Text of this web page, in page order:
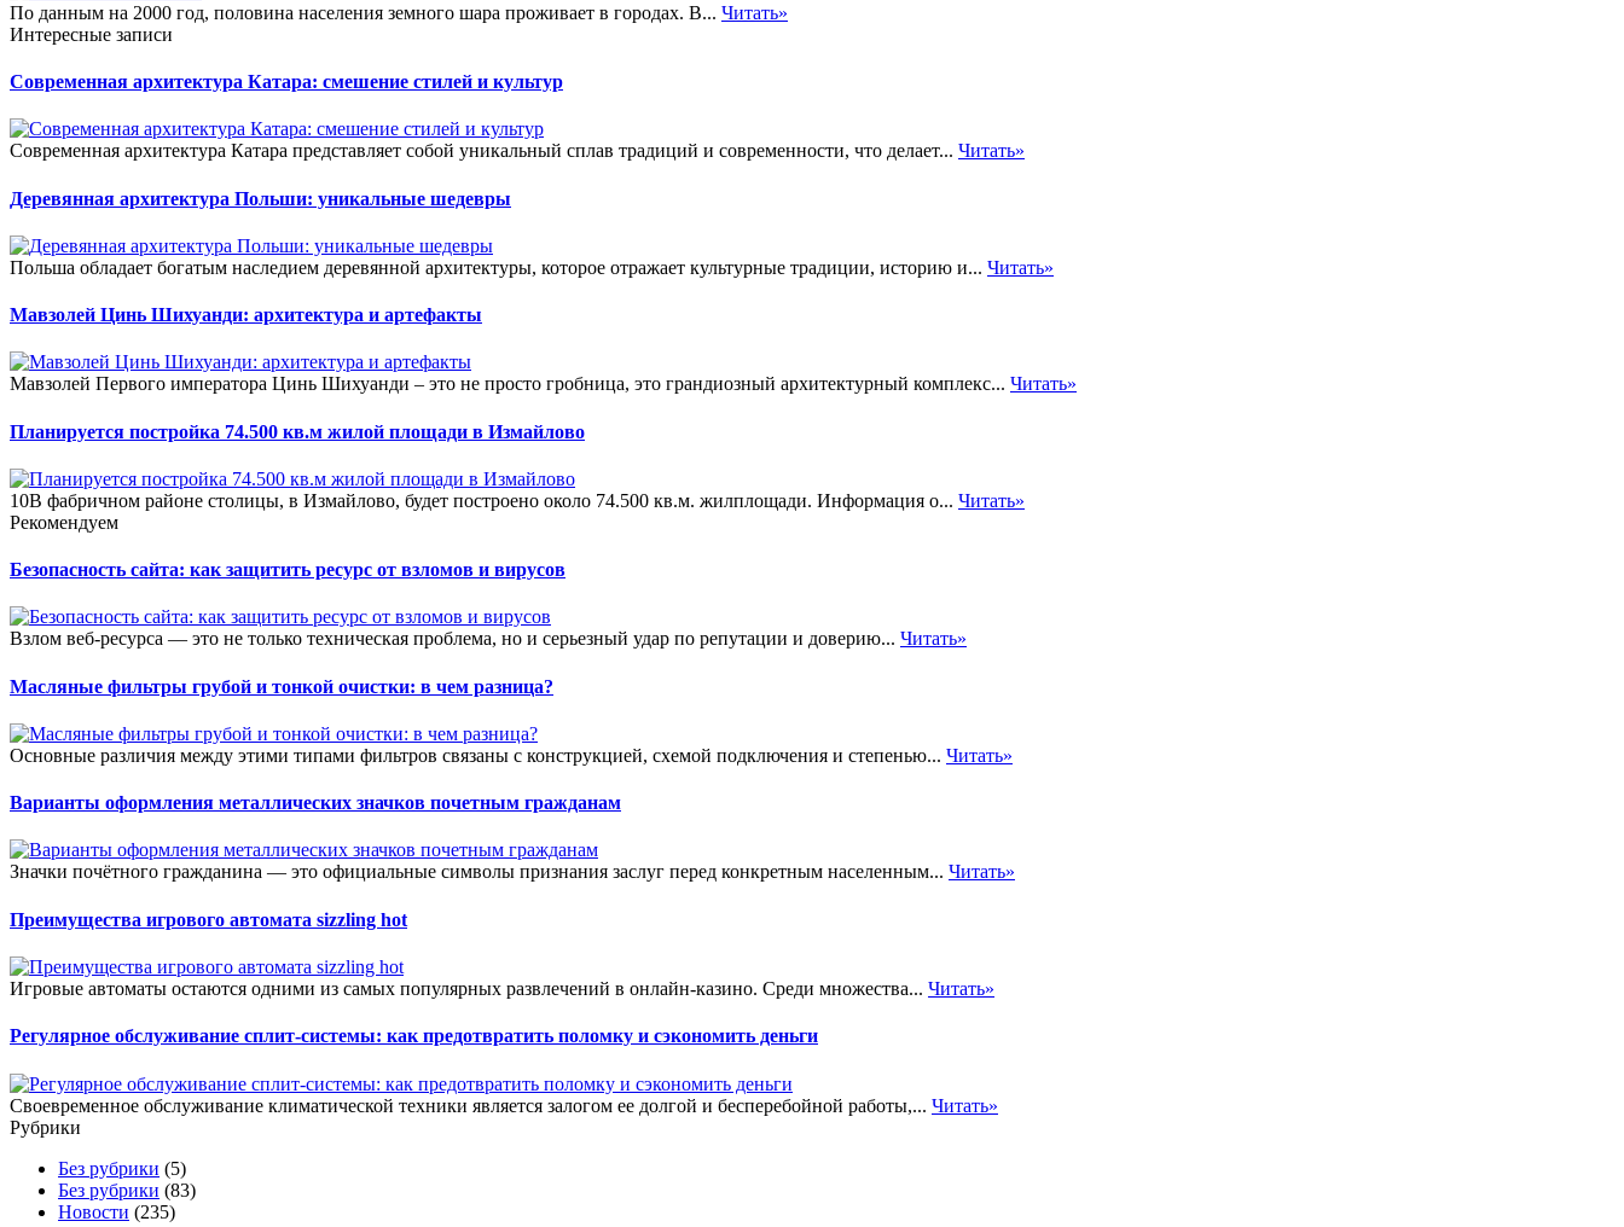
По данным на 2000 год, половина населения земного шара проживает в городах. В... Читать»
Интересные записи
Современная архитектура Катара: смешение стилей и культур
Современная архитектура Катара представляет собой уникальный сплав традиций и современности, что делает... Читать»
Деревянная архитектура Польши: уникальные шедевры
Польша обладает богатым наследием деревянной архитектуры, которое отражает культурные традиции, историю и... Читать»
Мавзолей Цинь Шихуанди: архитектура и артефакты
Мавзолей Первого императора Цинь Шихуанди – это не просто гробница, это грандиозный архитектурный комплекс... Читать»
Планируется постройка 74.500 кв.м жилой площади в Измайлово
10В фабричном районе столицы, в Измайлово, будет построено около 74.500 кв.м. жилплощади. Информация о... Читать»
Рекомендуем
Безопасность сайта: как защитить ресурс от взломов и вирусов
Взлом веб-ресурса — это не только техническая проблема, но и серьезный удар по репутации и доверию... Читать»
Масляные фильтры грубой и тонкой очистки: в чем разница?
Основные различия между этими типами фильтров связаны с конструкцией, схемой подключения и степенью... Читать»
Варианты оформления металлических значков почетным гражданам
Значки почётного гражданина — это официальные символы признания заслуг перед конкретным населенным... Читать»
Преимущества игрового автомата sizzling hot
Игровые автоматы остаются одними из самых популярных развлечений в онлайн-казино. Среди множества... Читать»
Регулярное обслуживание сплит-системы: как предотвратить поломку и сэкономить деньги
Своевременное обслуживание климатической техники является залогом ее долгой и бесперебойной работы,... Читать»
Рубрики
Без рубрики (5)
Без рубрики (83)
Новости (235)